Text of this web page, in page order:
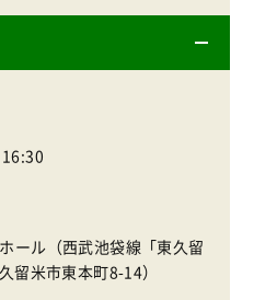
ール（西武池袋線「東久留
留米市東本町8-14）